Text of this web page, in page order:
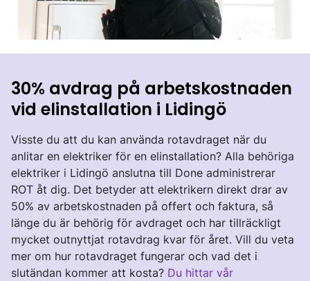
30% avdrag på arbetskostnaden
vid elinstallation i Lidingö
Visste du att du kan använda rotavdraget när du
anlitar en elektriker för en elinstallation? Alla behöriga
elektriker i Lidingö anslutna till Done administrerar
ROT åt dig. Det betyder att elektrikern direkt drar av
50% av arbetskostnaden på offert och faktura, så
länge du är behörig för avdraget och har tillräckligt
mycket outnyttjat rotavdrag kvar för året. Vill du veta
mer om hur rotavdraget fungerar och vad det i
slutändan kommer att kosta? Du hittar vår